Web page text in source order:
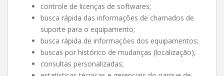
controle de licenças de softwares;
busca rápida das informações de chamados de
suporte para o equipamento;
busca rápida de informações dos equipamentos;
buscas por histórico de mudanças (localização);
consultas personalizadas;